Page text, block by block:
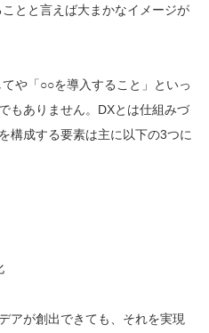
とと言えば大まかなイメージが
や「○○を導入すること」といっ
もありません。DXとは仕組みづ
構成する要素は主に以下の3つに
アが創出できても、それを実現